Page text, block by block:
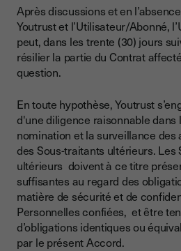
Après discussions et en
Youtrust et l’Utilisateur/Abonné,
peut, dans les trente (30) jours
résilier la partie du Contrat
question.
En toute hypothèse, Youtrust
d'une diligence raisonnable dans
nomination et la surveillance
des Sous-traitants ultérieurs. Les
ultérieurs doivent à ce titre
suffisantes au regard des
matière de sécurité et de
Personnelles confiées, et être
d’obligations identiques ou
par le présent Accord.